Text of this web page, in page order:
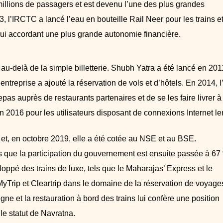
de passagers et est devenu l’une des plus grandes
l’IRCTC a lancé l’eau en bouteille Rail Neer pour les trains
accordant une plus grande autonomie financière.
delà de la simple billetterie. Shubh Yatra a été lancé en
a ajouté la réservation de vols et d’hôtels. En 2014,
auprès de restaurants partenaires et de se les faire livrer à
pour les utilisateurs disposant de connexions Internet
en octobre 2019, elle a été cotée au NSE et au BSE.
la participation du gouvernement est ensuite passée à 67
des trains de luxe, tels que le Maharajas’ Express et le
et Cleartrip dans le domaine de la réservation de
et la restauration à bord des trains lui confère une position
statut de Navratna.